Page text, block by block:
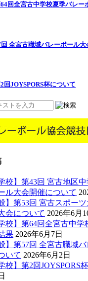
64回全宮古中学校夏季バレー
回 全宮古職域バレーボール
2回JOYSPORS杯について
校】第43回 宮古地区
ル大会開催について
】第53回 宮古スポー
会について 2026年6月
校】第64回全宮古中
果 2026年6月7日
】第57回 全宮古職域
いて 2026年6月2日
校】第2回JOYSPORS